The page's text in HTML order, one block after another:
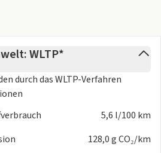
WLTP*
durch dasWLTP-Verfahren
5,6 l/100 km
128,0 g CO₂/km